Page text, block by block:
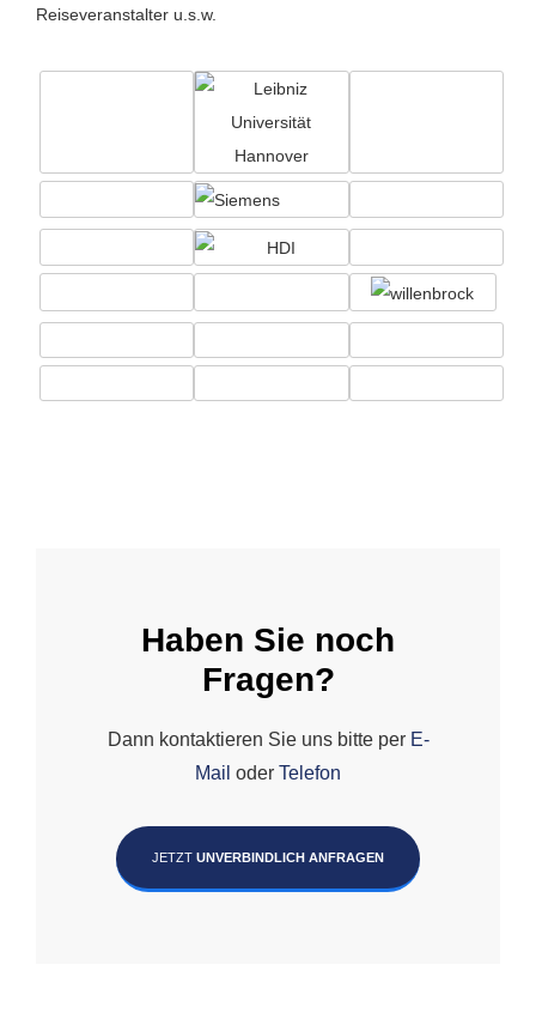
Reiseveranstalter u.s.w.
Haben Sie noch
Fragen?
Dann kontaktieren Sie uns bitte per E-
Mail oder Telefon
JETZT UNVERBINDLICH ANFRAGEN